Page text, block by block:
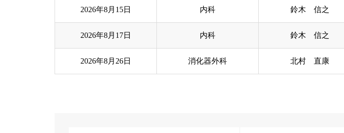
2026年8月15日 内科 鈴木 信之
2026年8月17日 内科 鈴木 信之
2026年8月26日 消化器外科 北村 直康